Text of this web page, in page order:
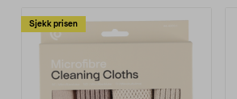
Sjekk prisen